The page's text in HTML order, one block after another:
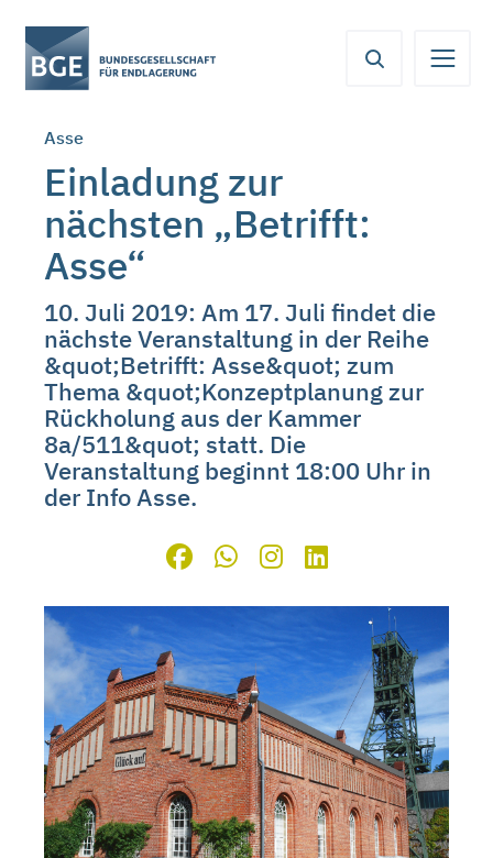
aus
folgenden
springen:
Inhaltsbereich
Navigation
Metamenü
Servicemenü
Asse
Einladung zur
nächsten „Betrifft:
Asse“
10. Juli 2019: Am 17. Juli findet die
nächste Veranstaltung in der Reihe
&quot;Betrifft: Asse&quot; zum
Thema &quot;Konzeptplanung zur
Rückholung aus der Kammer
8a/511&quot; statt. Die
Veranstaltung beginnt 18:00 Uhr in
der Info Asse.